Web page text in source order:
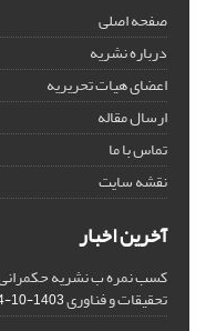
صفحه اصلی
درباره نشریه
اعضای هیات تحریریه
ارسال مقاله
تماس با ما
نقشه سایت
آخرین اخبار
کسب نمره ب نشریه حکمرانی
تحقیقات و فناوری1403-10-24